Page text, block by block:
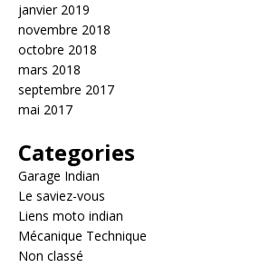
janvier 2019
novembre 2018
octobre 2018
mars 2018
septembre 2017
mai 2017
Categories
Garage Indian
Le saviez-vous
Liens moto indian
Mécanique Technique
Non classé